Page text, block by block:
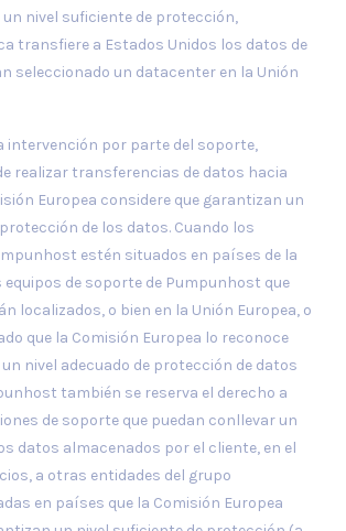
nivel suficiente de protección,
transfiere a Estados Unidos los datos de
seleccionado un datacenter en la Unión
intervención por parte del soporte,
realizar transferencias de datos hacia
Europea considere que garantizan un
de los datos. Cuando los
estén situados en países de la
equipos de soporte de Pumpunhost que
localizados, o bien en la Unión Europea, o
que la Comisión Europea lo reconoce
nivel adecuado de protección de datos
también se reserva el derecho a
de soporte que puedan conllevar un
datos almacenados por el cliente, en el
a otras entidades del grupo
en países que la Comisión Europea